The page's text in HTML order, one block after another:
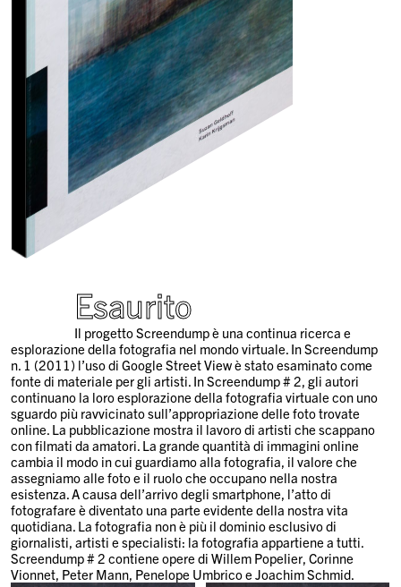
Esaurito
Il progetto Screendump è una continua ricerca e
esplorazione della fotografia nel mondo virtuale. In Screendump
n. 1 (2011) l’uso di Google Street View è stato esaminato come
fonte di materiale per gli artisti. In Screendump # 2, gli autori
continuano la loro esplorazione della fotografia virtuale con uno
sguardo più ravvicinato sull’appropriazione delle foto trovate
online. La pubblicazione mostra il lavoro di artisti che scappano
con filmati da amatori. La grande quantità di immagini online
cambia il modo in cui guardiamo alla fotografia, il valore che
assegniamo alle foto e il ruolo che occupano nella nostra
esistenza. A causa dell’arrivo degli smartphone, l’atto di
fotografare è diventato una parte evidente della nostra vita
quotidiana. La fotografia non è più il dominio esclusivo di
giornalisti, artisti e specialisti: la fotografia appartiene a tutti.
Screendump # 2 contiene opere di Willem Popelier, Corinne
Vionnet, Peter Mann, Penelope Umbrico e Joachim Schmid.